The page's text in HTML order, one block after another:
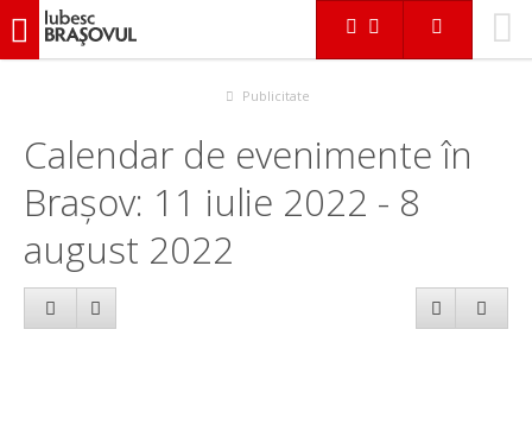
iubescbraşovul.ro
Publicitate
Calendar de evenimente în
Brașov: 11 iulie 2022 - 8
august 2022